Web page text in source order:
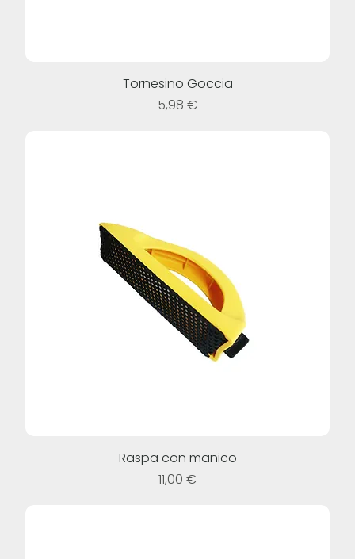
Tornesino Goccia
Prezzo
5,98 €
Raspa con manico
Prezzo
11,00 €